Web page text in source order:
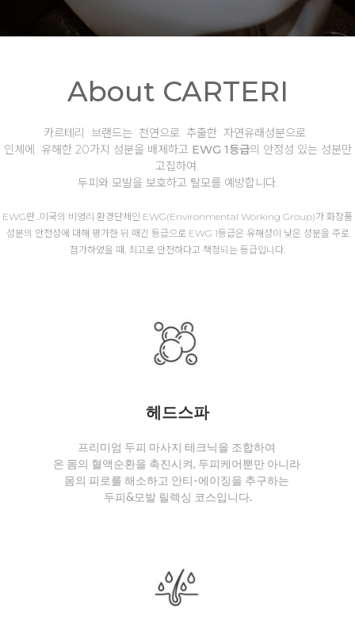
About CARTERI
카르테리 브랜드는 천연으로 추출한 자연유래성분으로
인체에 유해한 20가지 성분을 배제하고 EWG 1등급의 안정성 있는 성분만
고집하여
두피와 모발을 보호하고 탈모를 예방합니다.
EWG란...미국의 비영리 환경단체인 EWG(Environmental Working Group)가 화장품
성분의 안전성에 대해 평가한 뒤 매긴 등급으로 EWG 1등급은 유해성이 낮은 성분을 주로
첨가하였을 때, 최고로 안전하다고 책정되는 등급입니다.
헤드스파
프리미엄 두피 마사지 테크닉을 조합하여
온 몸의 혈액순환을 촉진시켜, 두피케어뿐만 아니라
몸의 피로를 해소하고 안티-에이징을 추구하는
두피&모발 릴렉싱 코스입니다.